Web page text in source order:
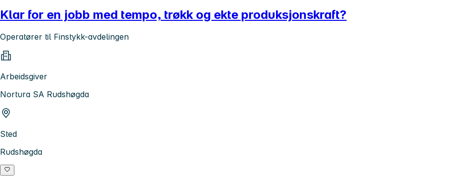
Klar for en jobb med tempo, trøkk og ekte produksjonskraft?
Operatører til Finstykk-avdelingen
Arbeidsgiver
Nortura SA Rudshøgda
Sted
Rudshøgda